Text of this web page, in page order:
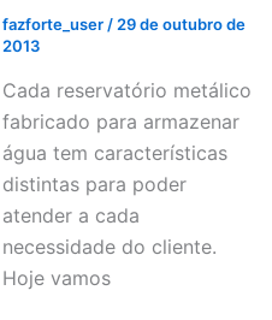
fazforte_user / 29 de outubro de
2013
Cada reservatório metálico
fabricado para armazenar
água tem características
distintas para poder
atender a cada
necessidade do cliente.
Hoje vamos